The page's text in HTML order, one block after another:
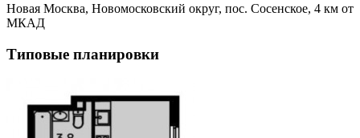
Новая Москва, Новомосковский округ, пос. Сосенское, 4 км от
МКАД
Типовые планировки